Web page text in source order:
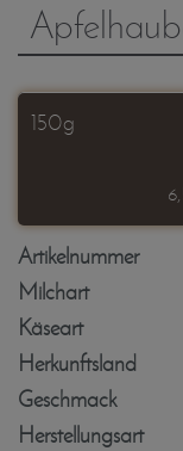
150g
Artikelnummer
Milchart
Käseart
Herkunftsland
Geschmack
Herstellungsart